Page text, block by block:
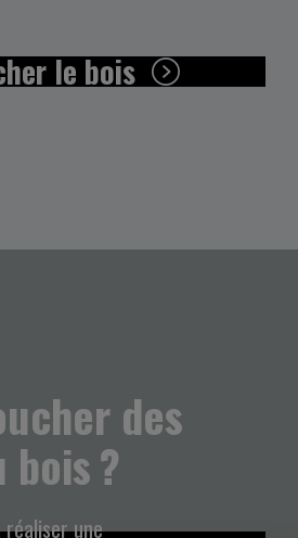
le bois
des
?
une